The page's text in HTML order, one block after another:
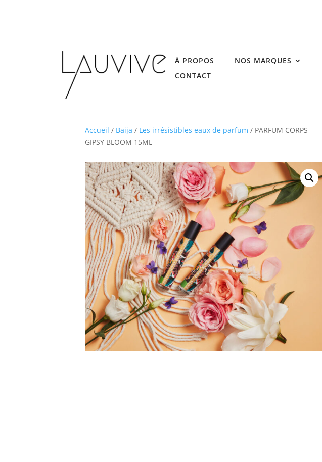
À PROPOS NOS MARQUES
CONTACT
Accueil / Baija / Les irrésistibles eaux de parfum / PARFUM CORPS
GIPSY BLOOM 15ML